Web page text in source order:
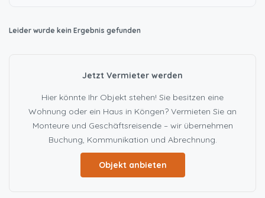
Leider wurde kein Ergebnis gefunden
Jetzt Vermieter werden
Hier könnte Ihr Objekt stehen! Sie besitzen eine
Wohnung oder ein Haus in Köngen? Vermieten Sie an
Monteure und Geschäftsreisende – wir übernehmen
Buchung, Kommunikation und Abrechnung.
Objekt anbieten